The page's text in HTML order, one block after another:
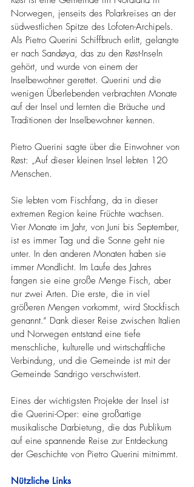
Norwegen, jenseits des Polarkreises an der
südwestlichen Spitze des Lofoten-Archipels.
Als Pietro Querini Schiffbruch erlitt, gelangte
er nach Sandøya, das zu den Røst-Inseln
gehört, und wurde von einem der
Inselbewohner gerettet. Querini und die
wenigen Überlebenden verbrachten Monate
auf der Insel und lernten die Bräuche und
Traditionen der Inselbewohner kennen.
Pietro Querini sagte über die Einwohner von
Røst: „Auf dieser kleinen Insel lebten 120
Menschen.
Sie lebten vom Fischfang, da in dieser
extremen Region keine Früchte wachsen.
Vier Monate im Jahr, von Juni bis September,
ist es immer Tag und die Sonne geht nie
unter. In den anderen Monaten haben sie
immer Mondlicht. Im Laufe des Jahres
fangen sie eine große Menge Fisch, aber
nur zwei Arten. Die erste, die in viel
größeren Mengen vorkommt, wird Stockfisch
genannt.“ Dank dieser Reise zwischen Italien
und Norwegen entstand eine tiefe
menschliche, kulturelle und wirtschaftliche
Verbindung, und die Gemeinde ist mit der
Gemeinde Sandrigo verschwistert.
Eines der wichtigsten Projekte der Insel ist
die Querini-Oper: eine großartige
musikalische Darbietung, die das Publikum
auf eine spannende Reise zur Entdeckung
der Geschichte von Pietro Querini mitnimmt.
Nützliche Links